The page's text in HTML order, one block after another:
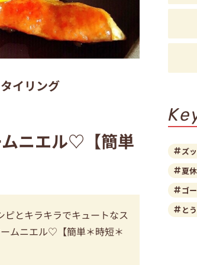
イリング
ニエル♡【簡単
とキラキラでキュートなス
ムニエル♡【簡単＊時短＊
ズ
夏
ゴ
と